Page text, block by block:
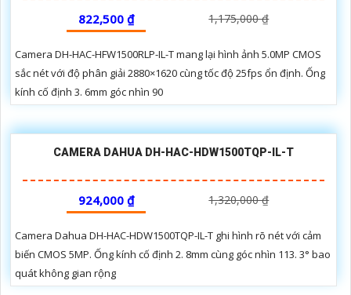
822,500 ₫ 1,175,000 ₫
Camera DH-HAC-HFW1500RLP-IL-T mang lại hình ảnh 5.0MP CMOS
sắc nét với độ phân giải 2880×1620 cùng tốc độ 25fps ổn định. Ống
kính cố định 3. 6mm góc nhìn 90
CAMERA DAHUA DH-HAC-HDW1500TQP-IL-T
924,000 ₫ 1,320,000 ₫
Camera Dahua DH-HAC-HDW1500TQP-IL-T ghi hình rõ nét với cảm
biến CMOS 5MP. Ống kính cố định 2. 8mm cùng góc nhìn 113. 3° bao
quát không gian rộng